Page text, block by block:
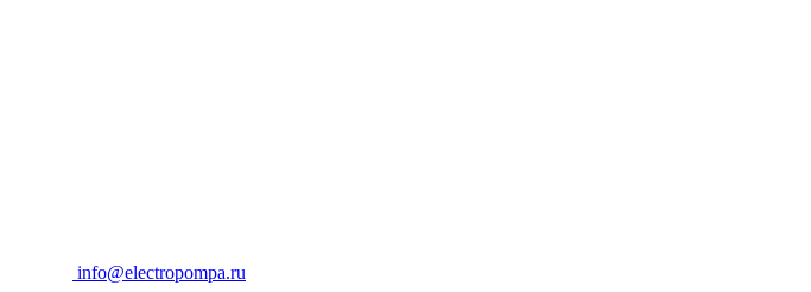
info@electropompa.ru